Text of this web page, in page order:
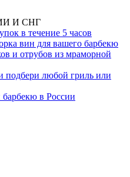
И СНГ
в течение 5 часов
вин для вашего барбекю
и отрубов из мраморной
подбери любой гриль или
барбекю в России